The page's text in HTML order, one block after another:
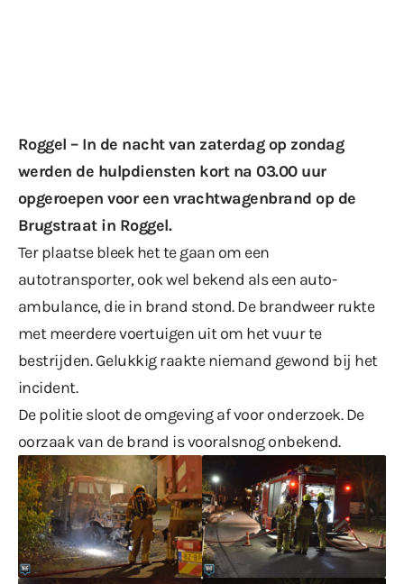
Roggel – In de nacht van zaterdag op zondag
werden de hulpdiensten kort na 03.00 uur
opgeroepen voor een vrachtwagenbrand op de
Brugstraat in Roggel.
Ter plaatse bleek het te gaan om een
autotransporter, ook wel bekend als een auto-
ambulance, die in brand stond. De brandweer rukte
met meerdere voertuigen uit om het vuur te
bestrijden. Gelukkig raakte niemand gewond bij het
incident.
De politie sloot de omgeving af voor onderzoek. De
oorzaak van de brand is vooralsnog onbekend.